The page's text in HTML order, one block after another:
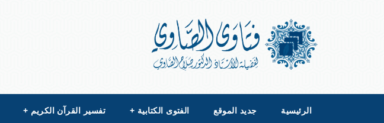
الرئيسية جديد الموقع الفتوى الكتابية + تفسير القرآن الكريم +